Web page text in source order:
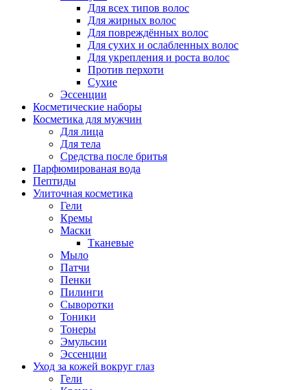
Для всех типов волос
Для жирных волос
Для повреждённых волос
Для сухих и ослабленных волос
Для укрепления и роста волос
Против перхоти
Сухие
Эссенции
Косметические наборы
Косметика для мужчин
Для лица
Для тела
Средства после бритья
Парфюмированая вода
Пептиды
Улиточная косметика
Гели
Кремы
Маски
Тканевые
Мыло
Патчи
Пенки
Пилинги
Сыворотки
Тоники
Тонеры
Эмульсии
Эссенции
Уход за кожей вокруг глаз
Гели